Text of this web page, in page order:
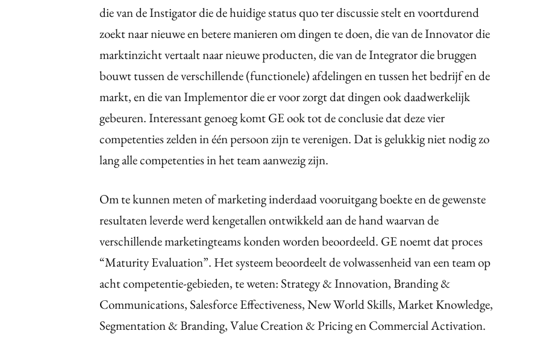
die van de Instigator die de huidige status quo ter discussie stelt en voortdurend
zoekt naar nieuwe en betere manieren om dingen te doen, die van de Innovator die
marktinzicht vertaalt naar nieuwe producten, die van de Integrator die bruggen
bouwt tussen de verschillende (functionele) afdelingen en tussen het bedrijf en de
markt, en die van Implementor die er voor zorgt dat dingen ook daadwerkelijk
gebeuren. Interessant genoeg komt GE ook tot de conclusie dat deze vier
competenties zelden in één persoon zijn te verenigen. Dat is gelukkig niet nodig zo
lang alle competenties in het team aanwezig zijn.
Om te kunnen meten of marketing inderdaad vooruitgang boekte en de gewenste
resultaten leverde werd kengetallen ontwikkeld aan de hand waarvan de
verschillende marketingteams konden worden beoordeeld. GE noemt dat proces
“Maturity Evaluation”. Het systeem beoordeelt de volwassenheid van een team op
acht competentie-gebieden, te weten: Strategy & Innovation, Branding &
Communications, Salesforce Effectiveness, New World Skills, Market Knowledge,
Segmentation & Branding, Value Creation & Pricing en Commercial Activation.